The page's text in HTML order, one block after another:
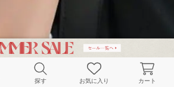
探す お気に入り カート